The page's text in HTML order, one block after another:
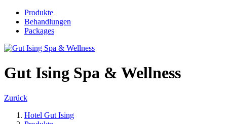
Produkte
Behandlungen
Packages
Gut Ising Spa & Wellness
Zurück
Hotel Gut Ising